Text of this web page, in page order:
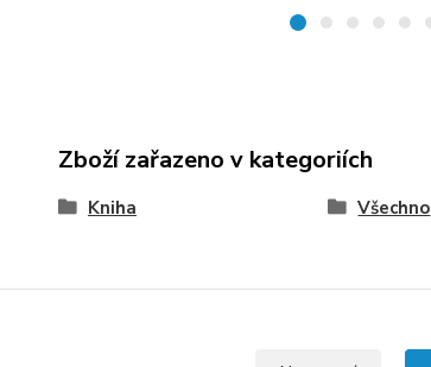
Zboží zařazeno v kategoriích
Kniha Všechno